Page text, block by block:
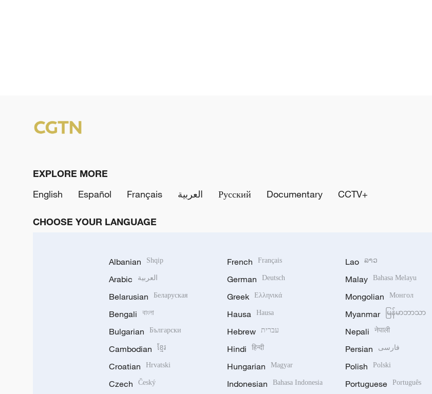
EXPLORE MORE
English
Español Français العربية Русский Documentary CCTV+
CHOOSE YOUR LANGUAGE
Albanian Shqip
Arabic العربية
Belarusian Беларуская
Bengali বাংলা
Bulgarian Български
Cambodian ខ្មែរ
Croatian Hrvatski
Czech Český
French Français
German Deutsch
Greek Ελληνικά
Hausa Hausa
Hebrew עברית
Hindi हिन्दी
Hungarian Magyar
Indonesian Bahasa Indonesia
Lao ລາວ
Malay Bahasa Melayu
Mongolian Монгол
Myanmar မြန်မာဘာသာ
Nepali नेपाली
Persian فارسی
Polish Polski
Portuguese Português